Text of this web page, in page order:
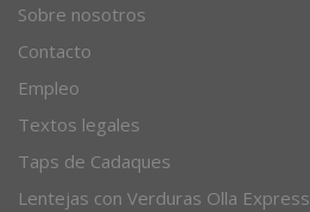
Sobre nosotros
Contacto
Empleo
Textos legales
Taps de Cadaques
Lentejas con Verduras Olla Express